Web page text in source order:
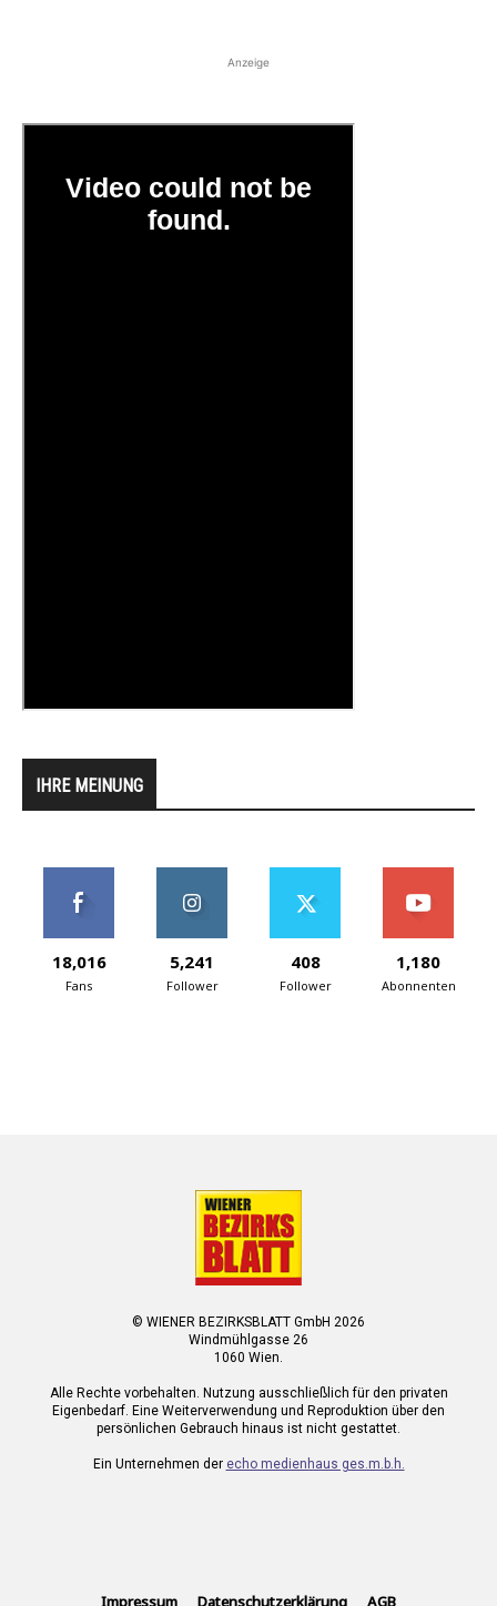
Anzeige
IHRE MEINUNG
18,016
Fans
5,241
Follower
408
Follower
1,180
Abonnenten
© WIENER BEZIRKSBLATT GmbH 2026
Windmühlgasse 26
1060 Wien.
Alle Rechte vorbehalten. Nutzung ausschließlich für den privaten
Eigenbedarf. Eine Weiterverwendung und Reproduktion über den
persönlichen Gebrauch hinaus ist nicht gestattet.
Ein Unternehmen der echo medienhaus ges.m.b.h.
Impressum Datenschutzerklärung AGB